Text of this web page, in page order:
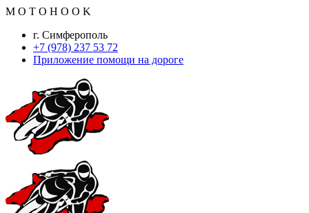
M O T O H O O K
г. Симферополь
+7 (978) 237 53 72
Приложение помощи на дороге